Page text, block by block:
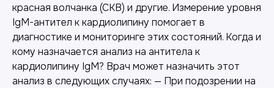
красная волчанка (СКВ) и другие. Измерение уровня
IgM-антител к кардиолипину помогает в
диагностике и мониторинге этих состояний. Когда и
кому назначается анализ на антитела к
кардиолипину IgM? Врач может назначить этот
анализ в следующих случаях: — При подозрении на